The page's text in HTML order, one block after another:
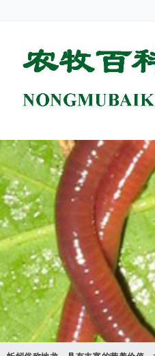
大麦：我国主要种植物之一。蛋白质